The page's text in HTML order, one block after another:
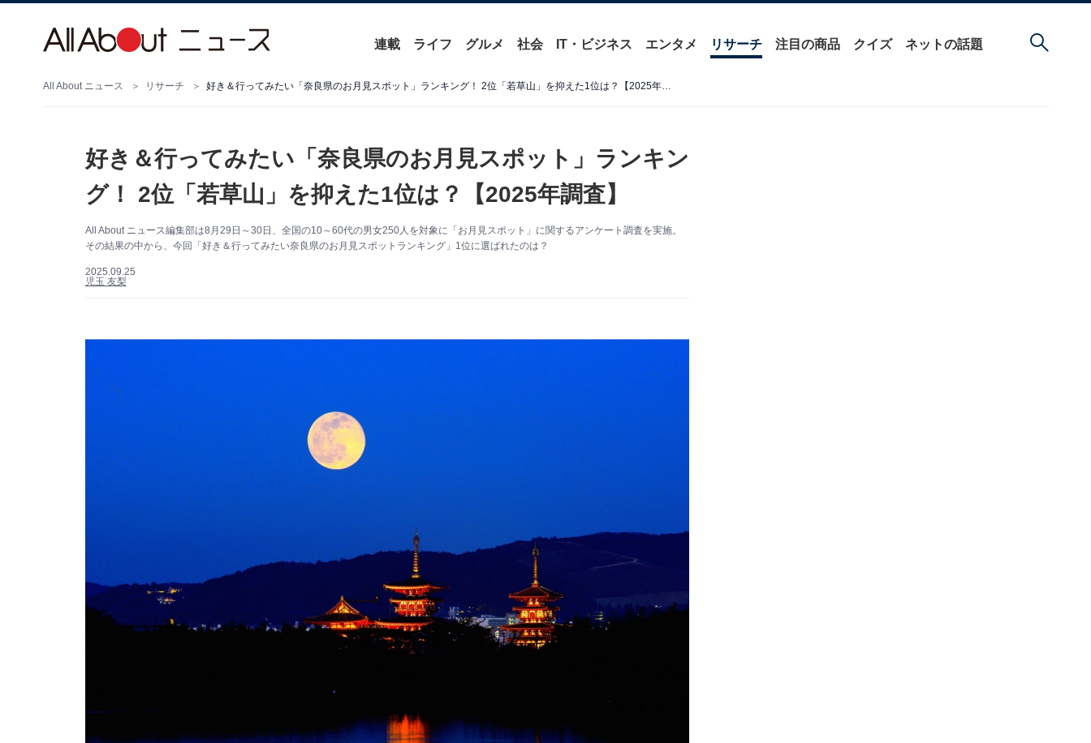
連載 ライフ グルメ 社会 IT・ビジネス エンタメ リサーチ 注目の商品 クイズ ネットの話題
All About ニュース リサーチ 好き＆行ってみたい「奈良県のお月見スポット」ランキング！ 2位「若草山」を抑えた1位は？【2025年調査】
好き＆行ってみたい「奈良県のお月見スポット」ランキン
グ！ 2位「若草山」を抑えた1位は？【2025年調査】
All About ニュース編集部は8月29日～30日、全国の10～60代の男女250人を対象に「お月見スポット」に関するアンケート調査を実施。
その結果の中から、今回「好き＆行ってみたい奈良県のお月見スポットランキング」1位に選ばれたのは？
2025.09.25
児玉 友梨